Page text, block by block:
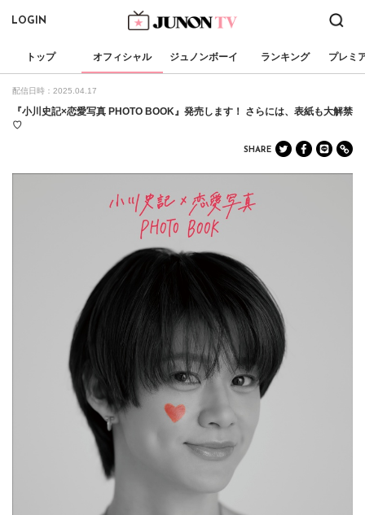
LOGIN
トップ オフィシャル ジュノンボーイ ランキング プレミ
配信日時：2025.04.17
『小川史記×恋愛写真 PHOTO BOOK』発売します！ さらには、表紙も大解禁
♡
SHARE